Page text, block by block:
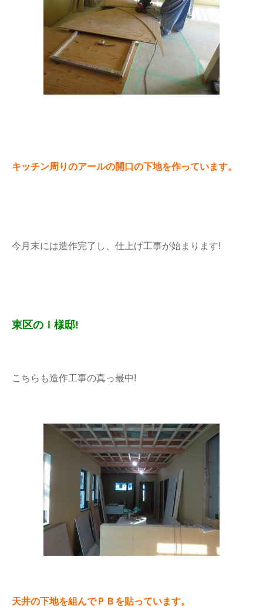
キッチン周りのアールの開口の下地を作っています。
今月末には造作完了し、仕上げ工事が始まります!
東区のＩ様邸!
こちらも造作工事の真っ最中!
天井の下地を組んでＰＢを貼っています。